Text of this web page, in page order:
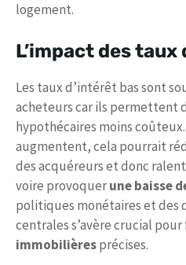
logement.
L’impact des taux
Les taux d’intérêt bas sont
acheteurs car ils permettent
hypothécaires moins
augmentent, cela pourrait
des acquéreurs et donc
voire provoquerune baisse
politiques monétaires et des
centrales s’avère crucial pour
immobilièresprécises.